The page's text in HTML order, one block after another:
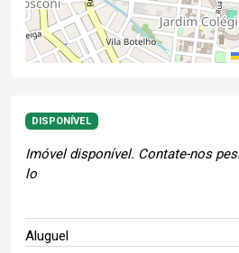
DISPONÍVEL
Imóvel disponível. Contate-nos
lo
Aluguel